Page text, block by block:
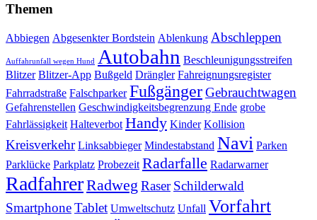
Themen
Abbiegen Abgesenkter Bordstein Ablenkung Abschleppen
Auffahrunfall wegen Hund Autobahn Beschleunigungsstreifen
Blitzer Blitzer-App Bußgeld Drängler Fahreignungsregister
Fahrradstraße Falschparker FußgängerGebrauchtwagen
Gefahrenstellen Geschwindigkeitsbegrenzung Ende grobe
Fahrlässigkeit Halteverbot Handy Kinder Kollision
Kreisverkehr Linksabbieger Mindestabstand Navi Parken
Parklücke Parkplatz Probezeit Radarfalle Radarwarner
RadfahrerRadweg Raser Schilderwald
SmartphoneTablet Umweltschutz Unfall Vorfahrt